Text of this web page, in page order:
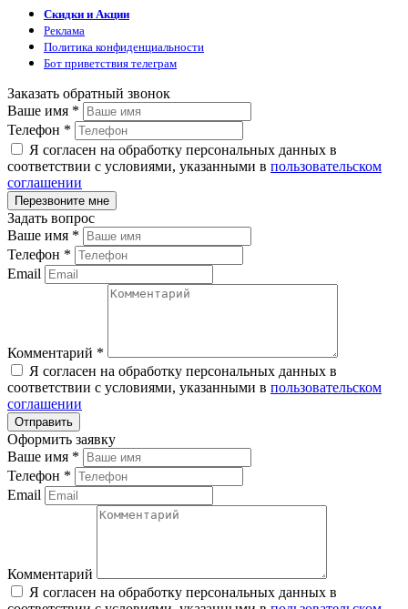
Скидки и Акции
Реклама
Политика конфиденциальности
Бот приветствия телеграм
Заказать обратный звонок
Ваше имя *
Телефон *
Я согласен на обработку персональных данных в
соответствии с условиями, указанными в пользовательском
соглашении
Задать вопрос
Ваше имя *
Телефон *
Email
Комментарий *
Я согласен на обработку персональных данных в
соответствии с условиями, указанными в пользовательском
соглашении
Оформить заявку
Ваше имя *
Телефон *
Email
Комментарий
Я согласен на обработку персональных данных в